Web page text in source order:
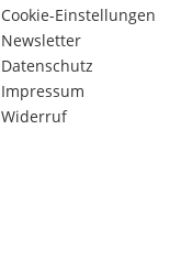
Cookie-Einstellungen
Newsletter
Datenschutz
Impressum
Widerruf